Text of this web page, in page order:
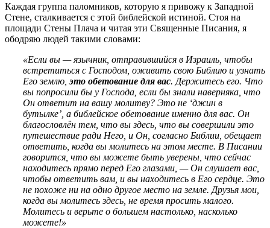
Каждая группа паломников, которую я привожу к Западной
Стене, сталкивается с этой библейской истиной. Стоя на
площади Стены Плача и читая эти Священные Писания, я
ободряю людей такими словами:
«Если вы — язычник, отправившийся в Израиль, чтобы
встретиться с Господом, оживить свою Библию и узнать
Его землю,это обетование для вас. Держитесь его. Что
вы попросили бы у Господа, если бы знали наверняка, что
Он ответит на вашу молитву? Это не ‘джин в
бутылке’, а библейское обетование именно для вас. Он
благословлён тем, что вы здесь, что вы совершили это
путешествие ради Него, и Он, согласно Библии, обещает
ответить, когда вы молитесь на этом месте. В Писании
говорится, что вы можете быть уверены, что сейчас
находитесь прямо перед Его глазами, — Он слушает вас,
чтобы ответить вам, и вы находитесь в Его сердце. Это
не похоже ни на одно другое место на земле. Друзья мои,
когда вы молитесь здесь, не время просить малого.
Молитесь и верьте о большем настолько, насколько
можете!»